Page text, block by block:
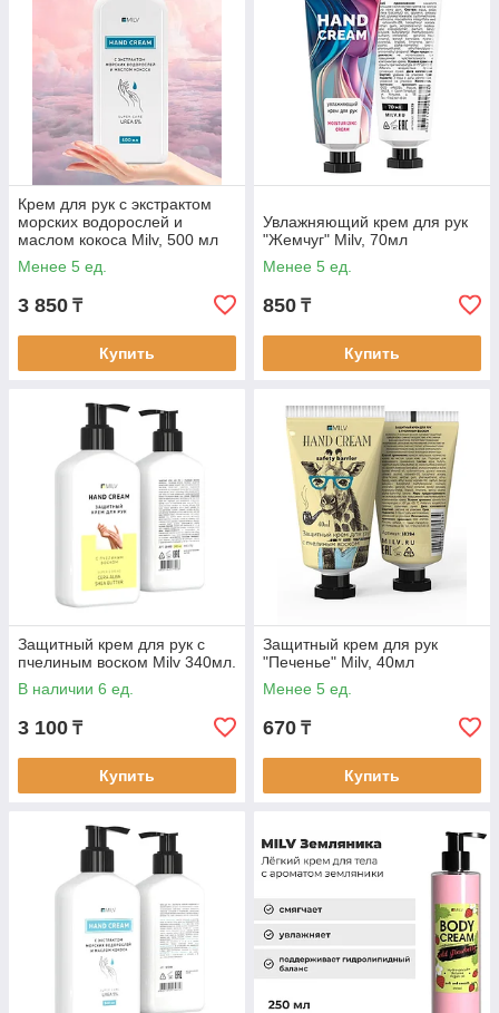
Крем для рук с экстрактом
морских водорослей и
маслом кокоса Milv, 500 мл
Менее 5 ед.
3 850 ₸
Купить
Увлажняющий крем для рук
"Жемчуг" Milv, 70мл
Менее 5 ед.
850 ₸
Купить
Защитный крем для рук с
пчелиным воском Milv 340мл.
В наличии 6 ед.
3 100 ₸
Купить
Защитный крем для рук
"Печенье" Milv, 40мл
Менее 5 ед.
670 ₸
Купить